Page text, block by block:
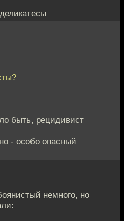
быть, рецидивист
- особо опасный
немного, но